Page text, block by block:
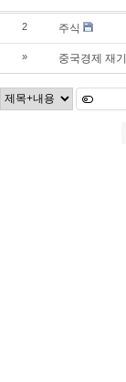
2 주식
» 중국경제 재기